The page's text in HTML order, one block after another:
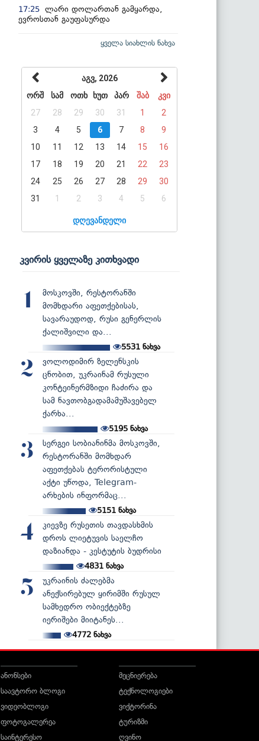
17:25 ლარი დოლართან გამყარდა,
ევროსთან გაუფასურდა
ყველა სიახლის ნახვა
აგვ, 2026
ორშ
სამ ოთხ ხუთ პარ შაბ
კვი
27
28 29 30 31 1
2
3
4 5 6 7 8
9
10
11 12 13 14 15
16
17
18 19 20 21 22
23
24
25 26 27 28 29
30
31
1 2 3 4 5 6
დღევანდელი
კვირის ყველაზე კითხვადი
1
მოსკოვში, რესტორანში
მომხდარი აფეთქებისას,
სავარაუდოდ, რუსი გენერლის
ქალიშვილი და...
5531 ნახვა
2
ვოლოდიმირ ზელენსკის
ცნობით, უკრაინამ რუსული
კონტეინერმზიდი ჩაძირა და
სამ ნავთობგადამამუშავებელ
ქარხა...
5195 ნახვა
3
სერგეი სობიანინმა მოსკოვში,
რესტორანში მომხდარ
აფეთქებას ტერორისტული
აქტი უწოდა, Telegram-
არხების ინფორმაც...
5151ნახვა
4
კიევზე რუსეთის თავდასხმის
დროს ლიეტუვის საელჩო
დაზიანდა - კესტუტის ბუდრისი
4831ნახვა
5
უკრაინის ძალებმა
ანექსირებულ ყირიმში რუსულ
სამხედრო ობიექტებზე
იერიშები მიიტანეს...
4772 ნახვა
ანონსები
საავტორო ბლოგი
ვიდეობლოგი
ფოტოგალერეა
საინტერესო
მეცნიერება
ტექნოლოგიები
ვიქტორინა
ტურიზმი
ღვინო